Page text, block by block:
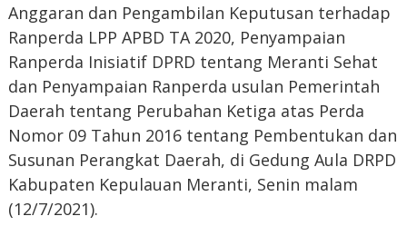
Anggaran dan Pengambilan Keputusan terhadap
Ranperda LPP APBD TA 2020, Penyampaian
Ranperda Inisiatif DPRD tentang Meranti Sehat
dan Penyampaian Ranperda usulan Pemerintah
Daerah tentang Perubahan Ketiga atas Perda
Nomor 09 Tahun 2016 tentang Pembentukan dan
Susunan Perangkat Daerah, di Gedung Aula DRPD
Kabupaten Kepulauan Meranti, Senin malam
(12/7/2021).